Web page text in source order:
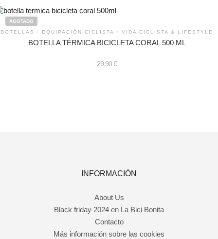
AGOTADO
BOTELLAS
/ EQUIPACIÓN CICLISTA / VIDA CICLISTA & LIFESTYLE
BOTELLA TÉRMICA BICICLETA CORAL 500 ML
29,90€
INFORMACIÓN
About Us
Black friday 2024 en La Bici Bonita
Contacto
Más información sobre las cookies